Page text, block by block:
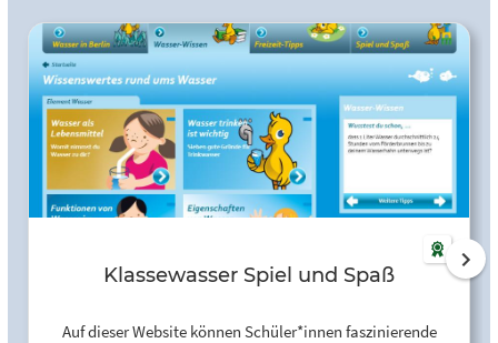
Klassewasser Spiel und Spaß
Auf dieser Website können Schüler*innen faszinierende